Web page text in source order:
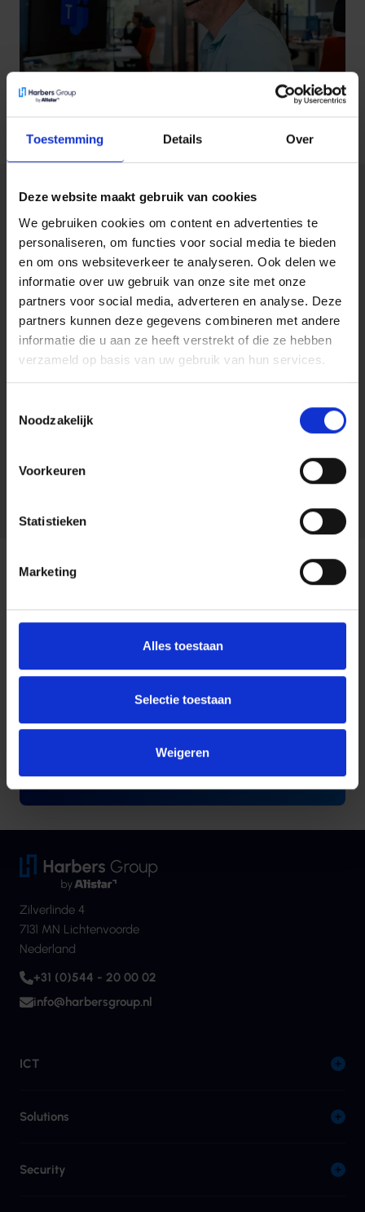
Toestemming Details Over
Deze website maakt gebruik van cookies
We gebruiken cookies om content en advertenties te
personaliseren, om functies voor social media te bieden
en om ons websiteverkeer te analyseren. Ook delen we
informatie over uw gebruik van onze site met onze
partners voor social media, adverteren en analyse. Deze
partners kunnen deze gegevens combineren met andere
informatie die u aan ze heeft verstrekt of die ze hebben
verzameld op basis van uw gebruik van hun services.
Noodzakelijk
Voorkeuren
Statistieken
Marketing
Alles toestaan
Selectie toestaan
Weigeren
Maakt jullie bedrijf
gebruik van moderne
werkplekken?
Bij Harbers Group helpen we bedrijven met het inrichten van
een moderne werkplek die past bij hun behoeften. Van
implementatie en migratie tot beheer en beveiliging: wij
zorgen dat jouw organisatie klaar is voor de toekomst van
werken.
Wil je ontdekken hoe een moderne werkplek jouw bedrijf
Andere veelgestelde
vragen
Wat is een virtual desktop?
Wat is Microsoft 365?
Wat is hybride werken?
Zilverlinde 4
7131 MN Lichtenvoorde
Nederland
+31 (0)544 - 20 00 02
info@harbersgroup.nl
ICT
Solutions
Security